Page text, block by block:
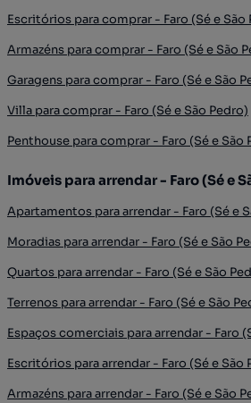
Escritórios para comprar - Faro (Sé e São
Armazéns para comprar - Faro (Sé e São
Garagens para comprar - Faro (Sé e São
Villa para comprar - Faro (Sé e São Pedro)
Penthouse para comprar - Faro (Sé e São
Imóveis para arrendar - Faro (Sé e
Apartamentos para arrendar - Faro (Sé e
Moradias para arrendar - Faro (Sé e São
Quartos para arrendar - Faro (Sé e São
Terrenos para arrendar - Faro (Sé e São
Espaços comerciais para arrendar - Faro
Escritórios para arrendar - Faro (Sé e São
Armazéns para arrendar - Faro (Sé e São